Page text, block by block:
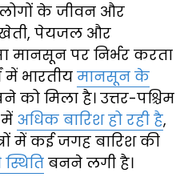
के जीवन और
खेती, पेयजल और
मानसून पर निर्भर करता
में भारतीय मानसून के
को मिला है। उत्तर-पश्चिम
अधिक बारिश हो रही है,
में कई जगह बारिश की
बनने लगी है।